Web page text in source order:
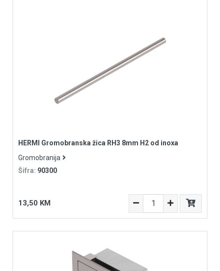
HERMI Gromobranska žica RH3 8mm H2 od inoxa
Gromobranija
Šifra: 90300
13,50 KM